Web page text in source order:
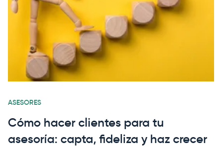
ASESORES
Cómo hacer clientes para tu
asesoría: capta, fideliza y haz crecer